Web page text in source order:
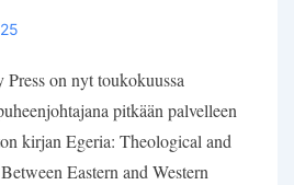
on nyt toukokuussa
pitkään palvelleen
kirjan Egeria: Theological and
Eastern and Western